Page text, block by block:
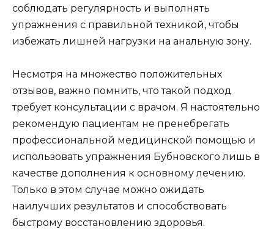
соблюдать регулярность и выполнять
упражнения с правильной техникой, чтобы
избежать лишней нагрузки на анальную зону.
Несмотря на множество положительных
отзывов, важно помнить, что такой подход
требует консультации с врачом. Я настоятельно
рекомендую пациентам не пренебрегать
профессиональной медицинской помощью и
использовать упражнения Бубновского лишь в
качестве дополнения к основному лечению.
Только в этом случае можно ожидать
наилучших результатов и способствовать
быстрому восстановлению здоровья.